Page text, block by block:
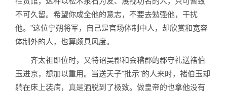
不可久留。希望你成全他的意志，不要去勉强他，干扰
他。"这位宁朔将军，自己是官场体制中人，却欣赏和宽容
体制外的人，也算颇具风度。
齐太祖即位时，又特诏吴郡和会稽郡的郡守礼送褚伯
玉进京，想加以重用。当送天子"批示"的人来时，褚伯玉却
躺在床上装病，真是洒脱到了极致。做皇帝的也拿他没有